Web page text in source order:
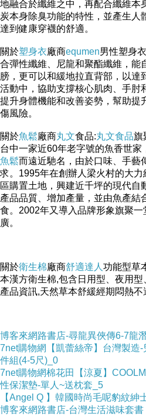
地融合於纖維之中，再配合纖維本
炭本身除臭功能的特性，並產生人
達到健康穿襪的舒適。
關於塑身衣廠商equmen男性塑身
合彈性纖維、尼龍和聚酯纖維，能
膀，更可以和緩地拉直背部，以達
活動中，協助支撐核心肌肉、手肘
提升身體機能和改善姿勢，幫助提
傷風險。
關於魚鬆廠商丸文食品:丸文食品旗
台中一家近60年老字號的魚香世家
魚鬆而遠近馳名，由於口味、手藝
求。1995年在創辦人梁火村的大
區購置土地，興建近千坪的現代自
產品品質、增加產量，並由魚產結
食。2002年又導入品牌形象旗聚
廣。
關於衛生棉廠商舒適達人 功能型草
本漢方衛生棉,包含日用型、夜用
產品資訊,天然草本舒緩經期悶熱不
博客來網路書店-尋龍異俠傳6-7龍
7net購物網【凱蕾絲帝】台灣製造
件組(4-5尺)_0
7net購物網棉花田【涼夏】
性保潔墊-單人~送枕套_5
【Angel Q 】韓國時尚毛呢豹紋紳
博客來網路書店-台灣生活滋味套書